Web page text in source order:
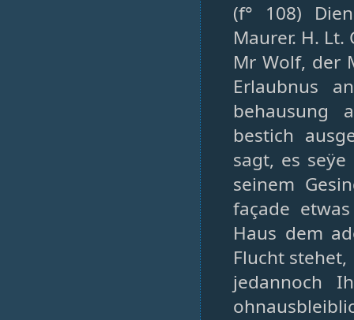
(f° 108)
Maurer. H. Lt.
Mr Wolf, der
Erlaubnus
behausung
bestich
sagt, es
seinem
façade
Haus dem
Flucht
jedannoch